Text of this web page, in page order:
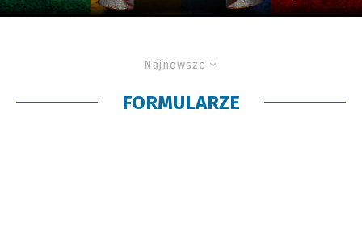
Najnowsze
FORMULARZE